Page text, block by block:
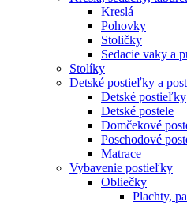
Kreslá
Pohovky
Stoličky
Sedacie vaky a
Stolíky
Detské postieľky a
Detské postieľky
Detské postele
Domčekové
Poschodové
Matrace
Vybavenie postieľky
Obliečky
Plachty,